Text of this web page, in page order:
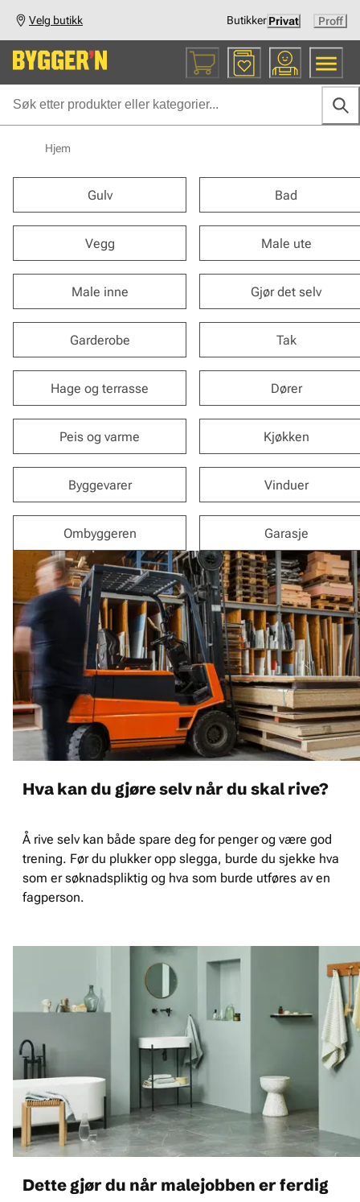
Velg butikk ButikkerPrivat Proff
Hjem
Gulv Bad
Vegg Male ute
Male inne Gjør det selv
Garderobe Tak
Hage og terrasse Dører
Peis og varme Kjøkken
Byggevarer Vinduer
Ombyggeren Garasje
Hva kan du gjøre selv når du skal rive?
Å rive selv kan både spare deg for penger og være god
trening. Før du plukker opp slegga, burde du sjekke hva
som er søknadspliktig og hva som burde utføres av en
fagperson.
Dette gjør du når malejobben er ferdig